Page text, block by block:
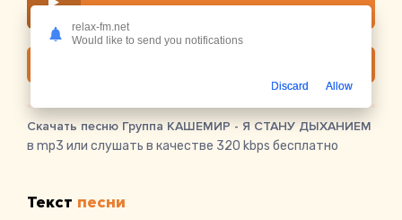
Скачать песню Группа КАШЕМИР - Я СТАНУ ДЫХАНИЕМ
в mp3 или слушать в качестве 320 kbps бесплатно
Текст песни
relax-fm.net
Would like to send you notifications
Discard Allow